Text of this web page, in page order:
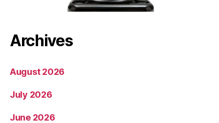
Archives
August 2026
July 2026
June 2026